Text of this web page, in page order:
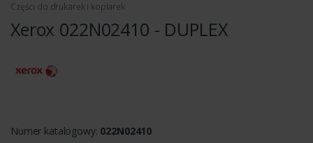
Części do drukarek i kopiarek
Xerox 022N02410 - DUPLEX
Numer katalogowy: 022N02410